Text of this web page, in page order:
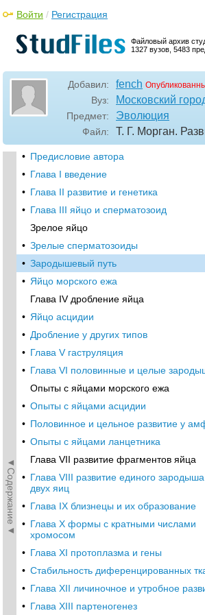
Файловый архив
1327 вузов, 5483
Войти / Регистрация
Добавил: fench
Вуз: Московский
Предмет: Эволюция
Файл: Т. Г. Морган.
◄Содержание◄
От издательства
• Предисловие автора
• Глава I введение
• Глава II развитие и генетика
• Глава III яйцо и сперматозоид
Зрелое яйцо
• Зрелые сперматозоиды
• Зародышевый путь
• Яйцо морского ежа
Глава IV дробление яйца
• Яйцо асцидии
• Дробление у других типов
• Глава V гаструляция
• Глава VI половинные и целые
Опыты с яйцами морского ежа
• Опыты с яйцами асцидии
• Половинное и цельное развитие у
• Опыты с яйцами ланцетника
Глава VII развитие фрагментов яйца
• Глава VIII развитие единого
двух яиц
• Глава IX близнецы и их образование
• Глава X формы с кратными числами
хромосом
• Глава XI протоплазма и гены
• Стабильность диференцированных
• Глава XII личиночное и утробное
• Глава XIII партеногенез